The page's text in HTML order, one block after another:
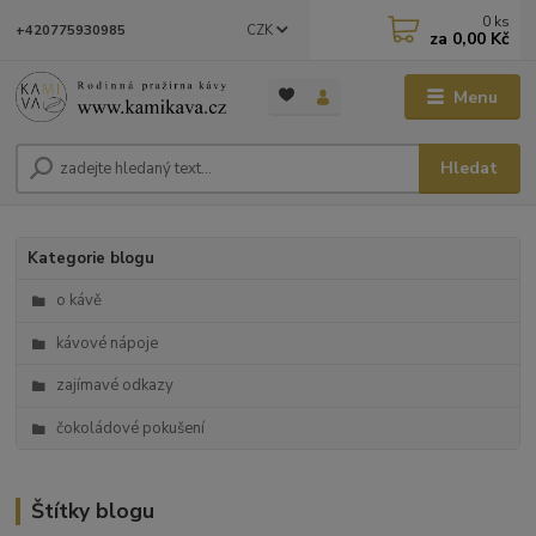
Menu
CZK
Hledat
+420775930985 0 ks
za 0,00 Kč
Kategorie blogu
o kávě
kávové nápoje
zajímavé odkazy
čokoládové pokušení
Štítky blogu